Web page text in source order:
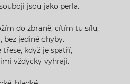
jsou jako perla.
do zbraně, cítím tu sílu,
bez jediné chyby.
třese, když je spatří,
vždycky vyhraji.